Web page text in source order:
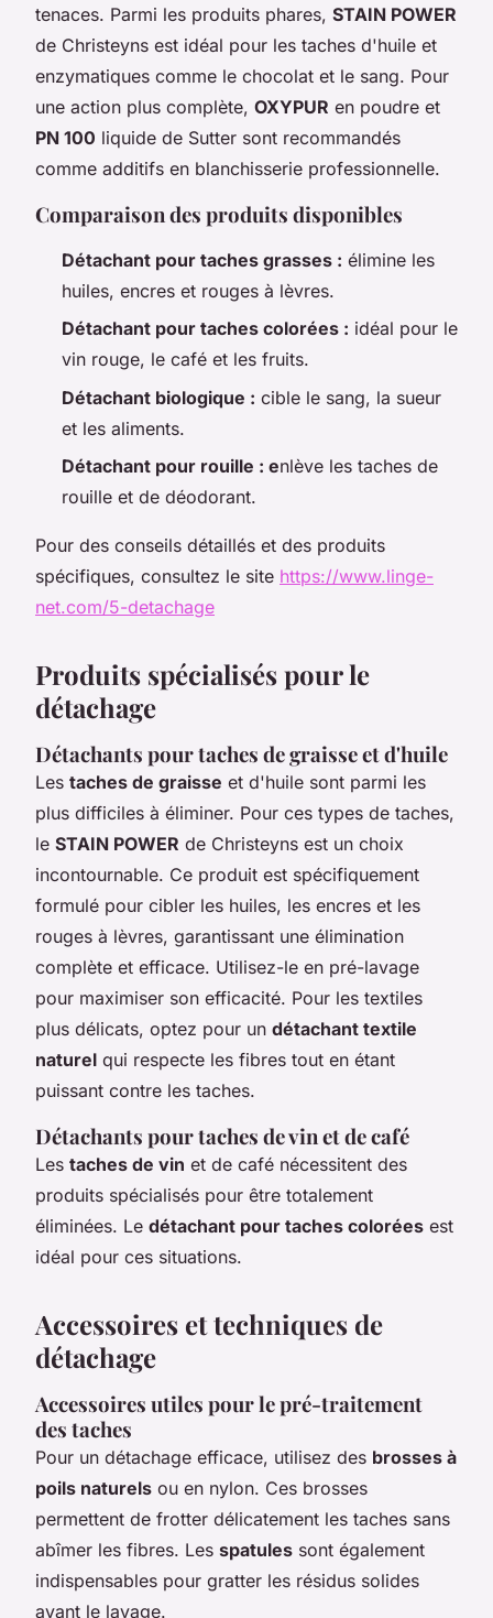
tenaces. Parmi les produits phares, STAIN POWER
de Christeyns est idéal pour les taches d'huile et
enzymatiques comme le chocolat et le sang. Pour
une action plus complète, OXYPUR en poudre et
PN 100 liquide de Sutter sont recommandés
comme additifs en blanchisserie professionnelle.
Comparaison des produits disponibles
Détachant pour taches grasses : élimine les
huiles, encres et rouges à lèvres.
Détachant pour taches colorées : idéal pour le
vin rouge, le café et les fruits.
Détachant biologique : cible le sang, la sueur
et les aliments.
Détachant pour rouille : enlève les taches de
rouille et de déodorant.
Pour des conseils détaillés et des produits
spécifiques, consultez le site https://www.linge-
net.com/5-detachage
Produits spécialisés pour le
détachage
Détachants pour taches de graisse et d'huile
Les taches de graisse et d'huile sont parmi les
plus difficiles à éliminer. Pour ces types de taches,
le STAIN POWER de Christeyns est un choix
incontournable. Ce produit est spécifiquement
formulé pour cibler les huiles, les encres et les
rouges à lèvres, garantissant une élimination
complète et efficace. Utilisez-le en pré-lavage
pour maximiser son efficacité. Pour les textiles
plus délicats, optez pour un détachant textile
naturel qui respecte les fibres tout en étant
puissant contre les taches.
Détachants pour taches de vin et de café
Les taches de vin et de café nécessitent des
produits spécialisés pour être totalement
éliminées. Le détachant pour taches colorées est
idéal pour ces situations.
Accessoires et techniques de
détachage
Accessoires utiles pour le pré-traitement
des taches
Pour un détachage efficace, utilisez des brosses à
poils naturels ou en nylon. Ces brosses
permettent de frotter délicatement les taches sans
abîmer les fibres. Les spatules sont également
indispensables pour gratter les résidus solides
avant le lavage.